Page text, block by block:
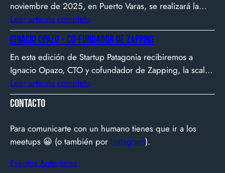
Silicon Valley.
noviembre de 2025, en Puerto Varas, se realizará la
Biotech Week Puerto Varas 2025 donde la
biotecnología, el emprendimiento y el entorno
patagónico convergen para transformar ideas en
impacto.
Leer artículo completo
Ignacio Opazo – Co-Fundador de Zapping
En esta edición de Startup Patagonia recibiremos a
Ignacio Opazo, CTO y cofundador de Zapping, la scale-
up chilena que está cambiando la manera en que
América Latina ve televisión. ​Zapping nació con una idea
simple y potente: ofrecer una experiencia de TV por
internet fluida, sin decodificadores ni contratos, y hoy
suma más de 600…
Leer artículo completo
Contacto
Para comunicarte con un humano tienes que ir a los
meetups 😀 (o también por Instagram).
Eventos Anteriores